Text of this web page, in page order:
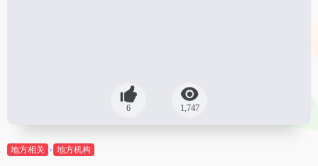
6 1,747
地方相关 地方机构